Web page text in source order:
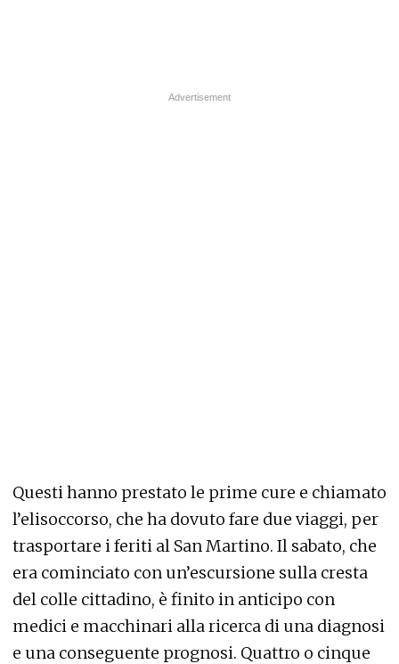
Questi hanno prestato le prime cure e chiamato
l’elisoccorso, che ha dovuto fare due viaggi, per
trasportare i feriti al San Martino. Il sabato, che
era cominciato con un’escursione sulla cresta
del colle cittadino, è finito in anticipo con
medici e macchinari alla ricerca di una diagnosi
e una conseguente prognosi. Quattro o cinque